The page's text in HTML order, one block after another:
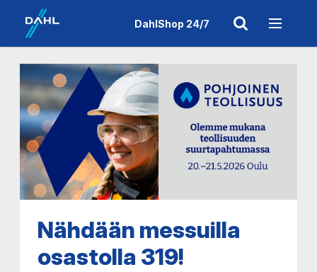
DahlShop 24/7
Nähdään messuilla
osastolla 319!